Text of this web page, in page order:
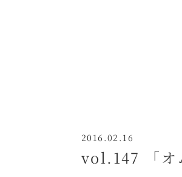
2016.02.16
vol.147 「オ